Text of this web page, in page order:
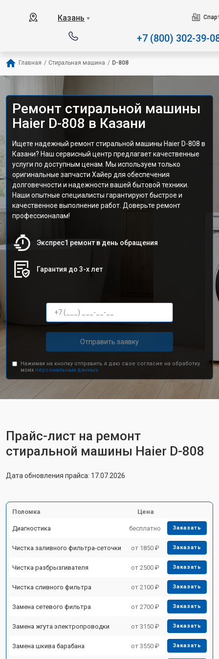
Казань ▼
+7 (800) 302-39-
Главная / Стиральная машина / D-808
Ремонт стиральной машины
Haier D-808 в Казани
Ищете надежный ремонт стиральной машины Haier D-808 в
Казани? Наш сервисный центр предлагает качественные
услуги по доступным ценам. Мы используем только
оригинальные запчасти Хайер для обеспечения
долговечности и надежности вашей бытовой техники.
Наши опытные специалисты гарантируют быстрое и
качественное выполнение работ. Доверьте ремонт
профессионалам!
Экспрес1 ремонт в день обращения
Гарантия до 3-х лет
Отправить заявку
Нажимая на кнопку отправить я даю свое согласие на обработку
моих персональных данных.
Прайс-лист на ремонт
стиральной машины Haier D-808
Дата обновления прайса: 17.07.2026
Поломка Цена
Диагностика бесплатно Заказать
Чистка заливного фильтра-сеточки от 1850 ₽ Заказать
Чистка разбрызгивателя от 2500 ₽ Заказать
Чистка сливного фильтра от 2100 ₽ Заказать
Замена сетевого фильтра от 2700 ₽ Заказать
Замена жгута электропроводки от 3150 ₽ Заказать
Замена шкива барабана от 3550 ₽ Заказать